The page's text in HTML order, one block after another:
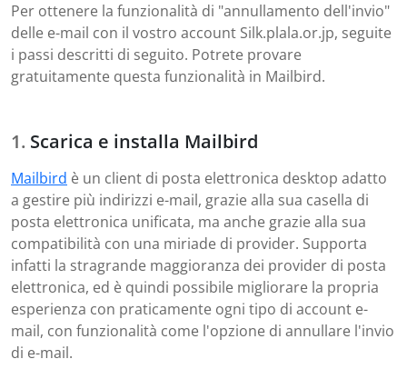
Per ottenere la funzionalità di "annullamento dell'invio"
delle e-mail con il vostro account Silk.plala.or.jp, seguite
i passi descritti di seguito. Potrete provare
gratuitamente questa funzionalità in Mailbird.
Scarica e installa Mailbird
Mailbird è un client di posta elettronica desktop adatto
a gestire più indirizzi e-mail, grazie alla sua casella di
posta elettronica unificata, ma anche grazie alla sua
compatibilità con una miriade di provider. Supporta
infatti la stragrande maggioranza dei provider di posta
elettronica, ed è quindi possibile migliorare la propria
esperienza con praticamente ogni tipo di account e-
mail, con funzionalità come l'opzione di annullare l'invio
di e-mail.